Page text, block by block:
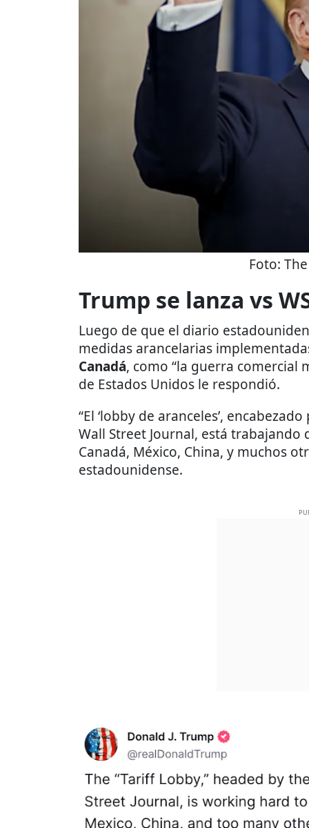
Foto:
Trump se lanza vs
Luego de que el diario
medidas arancelarias
Canadá, como “la guerra comercial
de Estados Unidos le respondió.
“El ‘lobby de aranceles’,
Wall Street Journal, está
Canadá, México, China, y muchos
estadounidense.